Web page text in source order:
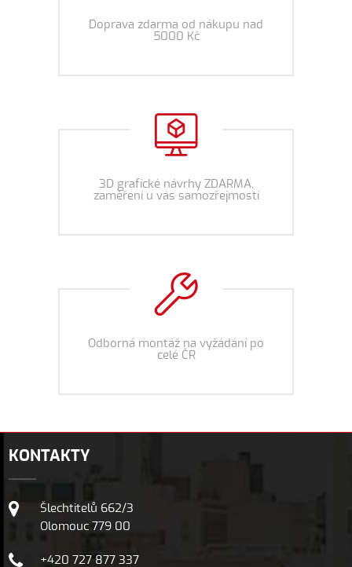
Doprava zdarma od nákupu nad
5000 Kč
3D grafické návrhy ZDARMA,
zaměření u vás samozřejmostí
Odborná montáž na vyžádání po
celé ČR
KONTAKTY
Šlechtitelů 662/3
Olomouc 779 00
+420 727 877 337